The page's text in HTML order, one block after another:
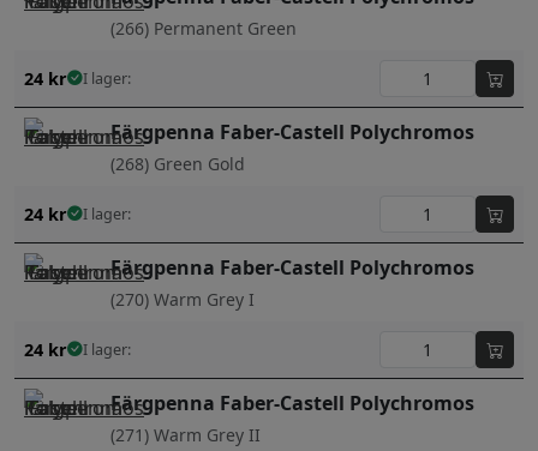
(266) Permanent Green
24 kr I lager:
Färgpenna Faber-Castell Polychromos
(268) Green Gold
24 kr I lager:
Färgpenna Faber-Castell Polychromos
(270) Warm Grey I
24 kr I lager:
Färgpenna Faber-Castell Polychromos
(271) Warm Grey II